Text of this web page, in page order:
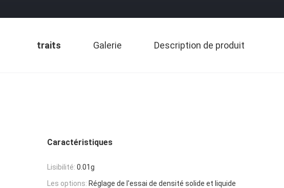
traits Galerie Description de produit
Caractéristiques
Lisibilité: 0.01g
Les options: Réglage de l'essai de densité solide et liquide